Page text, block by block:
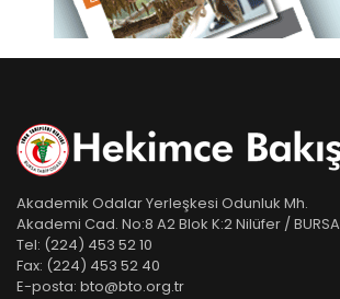
Akademik Odalar Yerleşkesi Odunluk Mh.
Akademi Cad. No:8 A2 Blok K:2 Nilüfer / BURSA
Tel: (224) 453 52 10
Fax: (224) 453 52 40
E-posta: bto@bto.org.tr